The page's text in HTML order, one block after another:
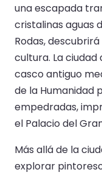
una escapada
cristalinas aguas
Rodas,
cultura. La ciudad
casco antiguo
de la Humanidad
empedradas,
el Palacio del
Más allá de la
explorar